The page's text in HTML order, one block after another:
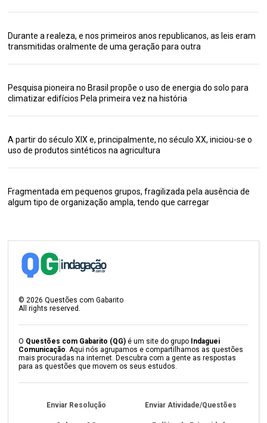
Durante a realeza, e nos primeiros anos republicanos, as leis eram
transmitidas oralmente de uma geração para outra
Pesquisa pioneira no Brasil propõe o uso de energia do solo para
climatizar edifícios Pela primeira vez na história
A partir do século XIX e, principalmente, no século XX, iniciou-se o
uso de produtos sintéticos na agricultura
Fragmentada em pequenos grupos, fragilizada pela ausência de
algum tipo de organização ampla, tendo que carregar
© 2026 Questões com Gabarito
All rights reserved.
O Questões com Gabarito (QG) é um site do grupo Indaguei
Comunicação . Aqui nós agrupamos e compartilhamos as questões
mais procuradas na internet. Descubra com a gente as respostas
para as questões que movem os seus estudos.
Enviar Resolução Enviar Atividade/Questões